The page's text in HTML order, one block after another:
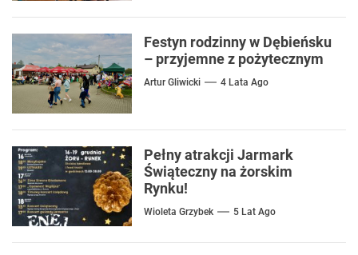
￼Festyn rodzinny w Dębieńsku
– przyjemne z pożytecznym
Artur Gliwicki 4 Lata Ago
Pełny atrakcji Jarmark
Świąteczny na żorskim
Rynku!
Wioleta Grzybek 5 Lat Ago